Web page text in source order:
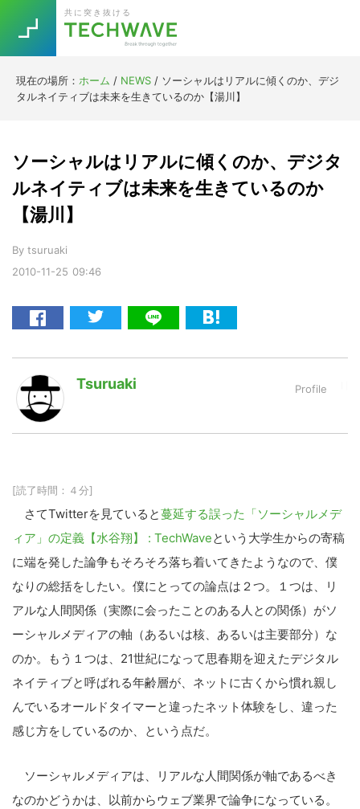
primary
navigation
main
content
primary
sidebar
footer
共に突き抜ける
現在の場所： ホーム / NEWS / ソーシャルはリアルに傾くのか、デジ
タルネイティブは未来を生きているのか【湯川】
2010-11-25 09:46
ソーシャルはリアルに傾くのか、デジタ
ルネイティブは未来を生きているのか
【湯川】
By tsuruaki
Tsuruaki
[読了時間：４分]
さてTwitterを見ていると蔓延する誤った「ソーシャルメデ
ィア」の定義【水谷翔】 : TechWaveという大学生からの寄稿
に端を発した論争もそろそろ落ち着いてきたようなので、僕
なりの総括をしたい。僕にとっての論点は２つ。１つは、リ
アルな人間関係（実際に会ったことのある人との関係）がソ
ーシャルメディアの軸（あるいは核、あるいは主要部分）な
のか。もう１つは、21世紀になって思春期を迎えたデジタル
ネイティブと呼ばれる年齢層が、ネットに古くから慣れ親し
んでいるオールドタイマーと違ったネット体験をし、違った
感じ方をしているのか、という点だ。
ソーシャルメディアは、リアルな人間関係が軸であるべき
なのかどうかは、以前からウェブ業界で論争になっている。
TOPICS
RE:LIFE
Re:Work
AI
暗号資産
VR/AR
[Startup]
[Voice Edition]
[YouTube]
LINE
特集
Block Data Bank
Trend 今話題の注目キーワード
5G Asana テレワーク
ニューノーマル
Daily Weekly